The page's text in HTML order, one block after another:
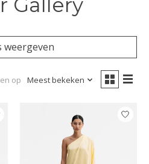
Gallery
weergeven
op Meest bekeken